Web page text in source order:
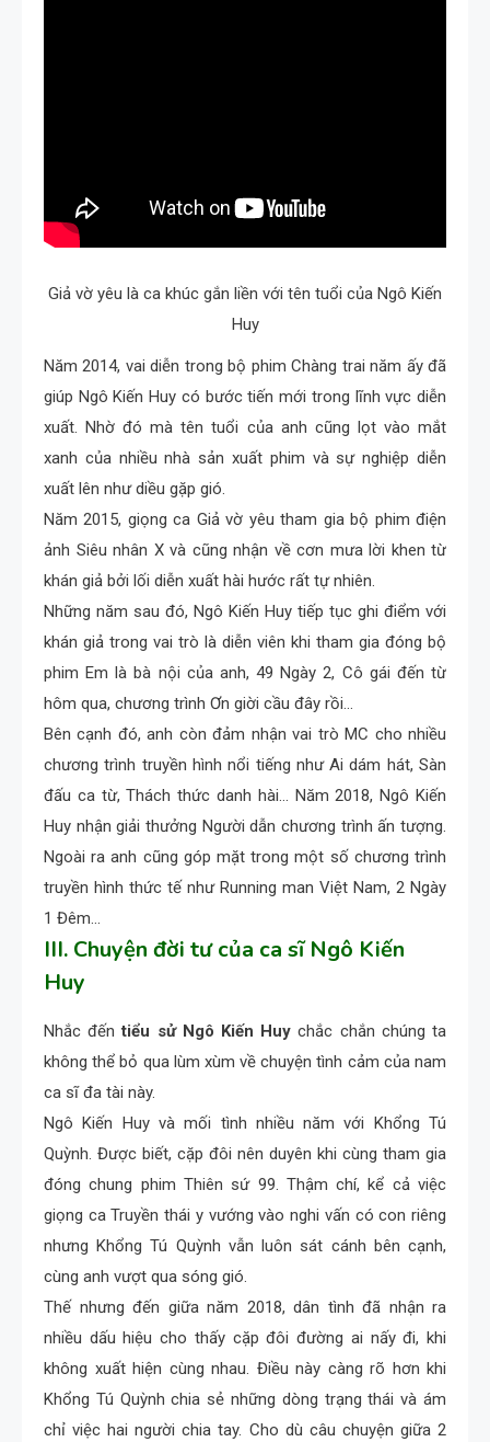
Giả vờ yêu là ca khúc gắn liền với tên tuổi của Ngô Kiến
Huy
Năm 2014, vai diễn trong bộ phim Chàng trai năm ấy đã
giúp Ngô Kiến Huy có bước tiến mới trong lĩnh vực diễn
xuất. Nhờ đó mà tên tuổi của anh cũng lọt vào mắt
xanh của nhiều nhà sản xuất phim và sự nghiệp diễn
xuất lên như diều gặp gió.
Năm 2015, giọng ca Giả vờ yêu tham gia bộ phim điện
ảnh Siêu nhân X và cũng nhận về cơn mưa lời khen từ
khán giả bởi lối diễn xuất hài hước rất tự nhiên.
Những năm sau đó, Ngô Kiến Huy tiếp tục ghi điểm với
khán giả trong vai trò là diễn viên khi tham gia đóng bộ
phim Em là bà nội của anh, 49 Ngày 2, Cô gái đến từ
hôm qua, chương trình Ơn giời cầu đây rồi…
Bên cạnh đó, anh còn đảm nhận vai trò MC cho nhiều
chương trình truyền hình nổi tiếng như Ai dám hát, Sàn
đấu ca từ, Thách thức danh hài… Năm 2018, Ngô Kiến
Huy nhận giải thưởng Người dẫn chương trình ấn tượng.
Ngoài ra anh cũng góp mặt trong một số chương trình
truyền hình thức tế như Running man Việt Nam, 2 Ngày
1 Đêm…
III. Chuyện đời tư của ca sĩ Ngô Kiến
Huy
Nhắc đếntiểu sử Ngô Kiến Huy chắc chắn chúng ta
không thể bỏ qua lùm xùm về chuyện tình cảm của nam
ca sĩ đa tài này.
Ngô Kiến Huy và mối tình nhiều năm với Khổng Tú
Quỳnh. Được biết, cặp đôi nên duyên khi cùng tham gia
đóng chung phim Thiên sứ 99. Thậm chí, kể cả việc
giọng ca Truyền thái y vướng vào nghi vấn có con riêng
nhưng Khổng Tú Quỳnh vẫn luôn sát cánh bên cạnh,
cùng anh vượt qua sóng gió.
Thế nhưng đến giữa năm 2018, dân tình đã nhận ra
nhiều dấu hiệu cho thấy cặp đôi đường ai nấy đi, khi
không xuất hiện cùng nhau. Điều này càng rõ hơn khi
Khổng Tú Quỳnh chia sẻ những dòng trạng thái và ám
chỉ việc hai người chia tay. Cho dù câu chuyện giữa 2